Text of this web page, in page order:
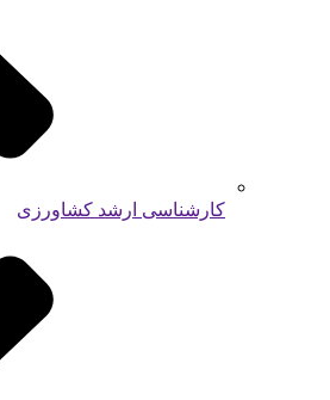
کارشناسی ارشد کشاورزی